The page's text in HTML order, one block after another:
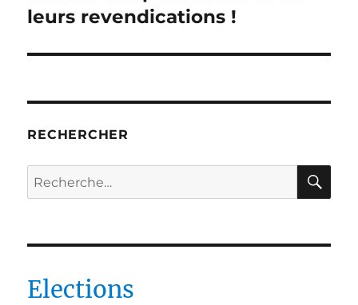
leurs revendications !
RECHERCHER
Recherche
pour :
Elections